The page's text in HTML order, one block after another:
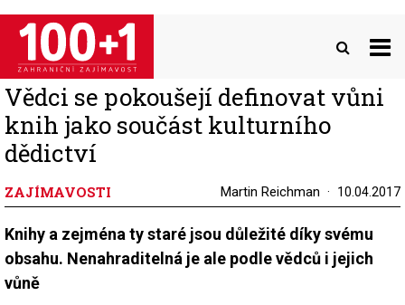
Přejít
hlavnímu
obsahu
Vědci se pokoušejí definovat vůni
knih jako součást kulturního
dědictví
ZAJÍMAVOSTI Martin Reichman 10.04.2017
Knihy a zejména ty staré jsou důležité díky svému
obsahu. Nenahraditelná je ale podle vědců i jejich
vůně